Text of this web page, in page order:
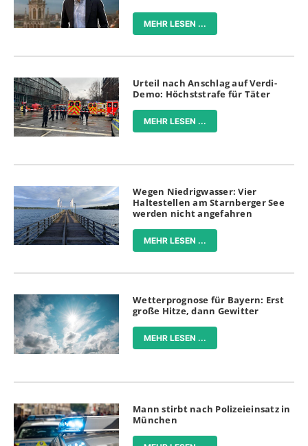
MEHR LESEN ...
Urteil nach Anschlag auf Verdi-
Demo: Höchststrafe für Täter
MEHR LESEN ...
Wegen Niedrigwasser: Vier
Haltestellen am Starnberger See
werden nicht angefahren
MEHR LESEN ...
Wetterprognose für Bayern: Erst
große Hitze, dann Gewitter
MEHR LESEN ...
Mann stirbt nach Polizeieinsatz in
München